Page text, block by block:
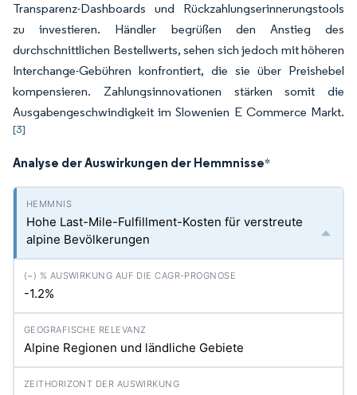
Transparenz-Dashboards und Rückzahlungserinnerungstools
zu investieren. Händler begrüßen den Anstieg des
durchschnittlichen Bestellwerts, sehen sich jedoch mit höheren
Interchange-Gebühren konfrontiert, die sie über Preishebel
kompensieren. Zahlungsinnovationen stärken somit die
Ausgabengeschwindigkeit im Slowenien E Commerce Markt.
[3]
Analyse der Auswirkungen der Hemmnisse*
Hohe Last-Mile-Fulfillment-Kosten für verstreute
alpine Bevölkerungen
-1.2%
Alpine Regionen und ländliche Gebiete